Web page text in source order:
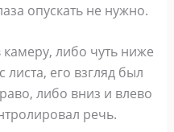
опускать не нужно.
либо чуть ниже
его взгляд был
либо вниз и влево
речь.